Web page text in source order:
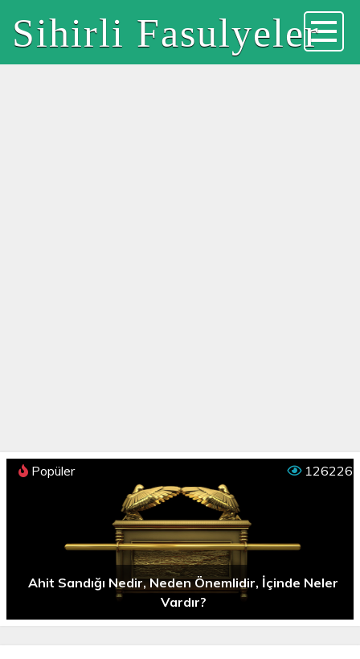
Sihirli Fasulyeler
Ahit Sandığı Nedir, Neden Önemlidir, İçinde Neler
Vardır?
Popüler 126226